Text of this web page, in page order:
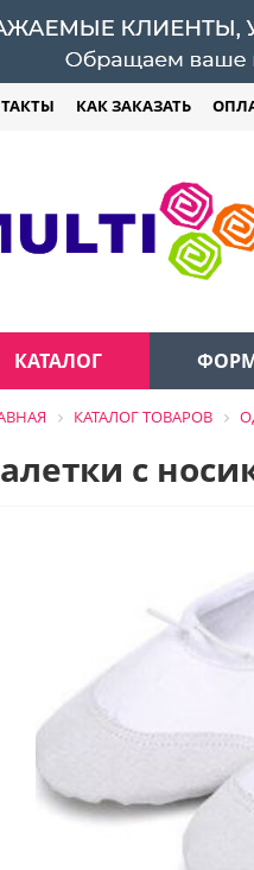
КАК ЗАКАЗАТЬ
КАТАЛОГ
КАТАЛОГ ТОВАРОВ
с